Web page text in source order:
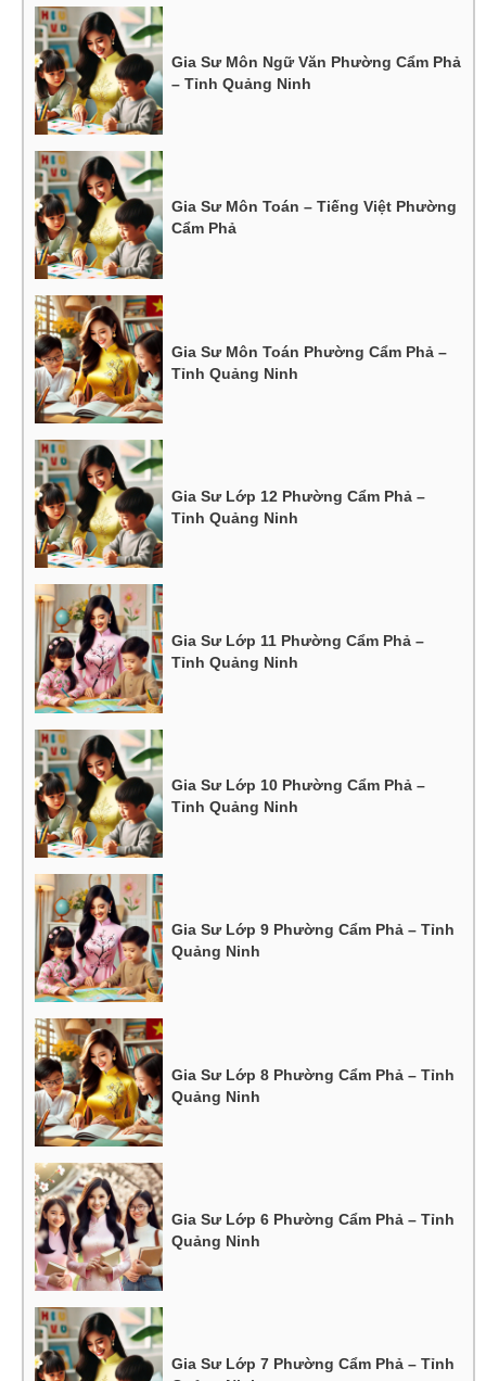
Gia Sư Môn Ngữ Văn Phường Cẩm Phả
– Tỉnh Quảng Ninh
Gia Sư Môn Toán – Tiếng Việt Phường
Cẩm Phả
Gia Sư Môn Toán Phường Cẩm Phả –
Tỉnh Quảng Ninh
Gia Sư Lớp 12 Phường Cẩm Phả –
Tỉnh Quảng Ninh
Gia Sư Lớp 11 Phường Cẩm Phả –
Tỉnh Quảng Ninh
Gia Sư Lớp 10 Phường Cẩm Phả –
Tỉnh Quảng Ninh
Gia Sư Lớp 9 Phường Cẩm Phả – Tỉnh
Quảng Ninh
Gia Sư Lớp 8 Phường Cẩm Phả – Tỉnh
Quảng Ninh
Gia Sư Lớp 6 Phường Cẩm Phả – Tỉnh
Quảng Ninh
Gia Sư Lớp 7 Phường Cẩm Phả – Tỉnh